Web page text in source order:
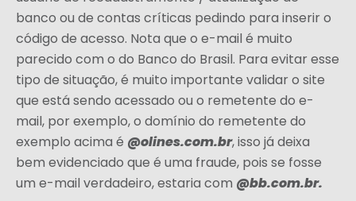
banco ou de contas críticas pedindo para inserir o
código de acesso. Nota que o e-mail é muito
parecido com o do Banco do Brasil. Para evitar esse
tipo de situação, é muito importante validar o site
que está sendo acessado ou o remetente do e-
mail, por exemplo, o domínio do remetente do
exemplo acima é @olines.com.br, isso já deixa
bem evidenciado que é uma fraude, pois se fosse
um e-mail verdadeiro, estaria com @bb.com.br.